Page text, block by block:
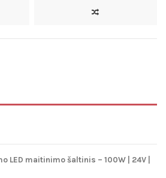
LED maitinimo šaltinis – 100W | 24V |